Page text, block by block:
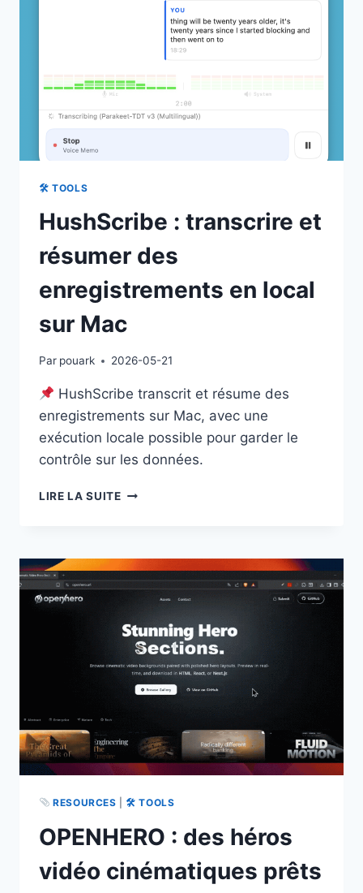
🛠 TOOLS
HushScribe : transcrire et
résumer des
enregistrements en local
sur Mac
Par pouark 2026-05-21
HushScribe transcrit et résume des
enregistrements sur Mac, avec une
exécution locale possible pour garder le
contrôle sur les données.
LIRE LA SUITEHUSHSCRIBE
RÉSUMER
DES
LOCAL
SUR
MAC
RESOURCES 🛠 TOOLS
OPENHERO : des héros
vidéo cinématiques prêts